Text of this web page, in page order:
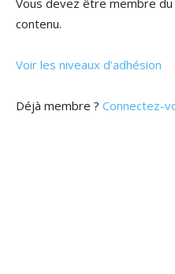
Vous devez être membre
contenu.
Voir les niveaux d’adhésion
Déjà membre ? Connectez-